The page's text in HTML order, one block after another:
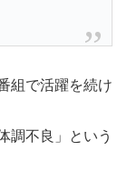
組で活躍を続け
調不良」という